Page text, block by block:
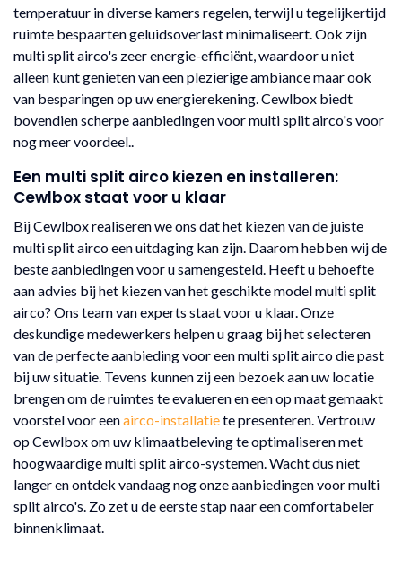
temperatuur in diverse kamers regelen, terwijl u tegelijkertijd
ruimte bespaarten geluidsoverlast minimaliseert. Ook zijn
multi split airco's zeer energie-efficiënt, waardoor u niet
alleen kunt genieten van een plezierige ambiance maar ook
van besparingen op uw energierekening. Cewlbox biedt
bovendien scherpe aanbiedingen voor multi split airco's voor
nog meer voordeel..
Een multi split airco kiezen en installeren:
Cewlbox staat voor u klaar
Bij Cewlbox realiseren we ons dat het kiezen van de juiste
multi split airco een uitdaging kan zijn. Daarom hebben wij de
beste aanbiedingen voor u samengesteld. Heeft u behoefte
aan advies bij het kiezen van het geschikte model multi split
airco? Ons team van experts staat voor u klaar. Onze
deskundige medewerkers helpen u graag bij het selecteren
van de perfecte aanbieding voor een multi split airco die past
bij uw situatie. Tevens kunnen zij een bezoek aan uw locatie
brengen om de ruimtes te evalueren en een op maat gemaakt
voorstel voor eenairco-installatiete presenteren. Vertrouw
op Cewlbox om uw klimaatbeleving te optimaliseren met
hoogwaardige multi split airco-systemen. Wacht dus niet
langer en ontdek vandaag nog onze aanbiedingen voor multi
split airco's. Zo zet u de eerste stap naar een comfortabeler
binnenklimaat.